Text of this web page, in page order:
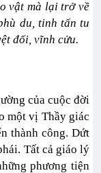
vật mà lại trở về
du, tinh tấn tu
đối, vĩnh cửu.
của cuộc đời
một vị Thầy giác
thành công. Dứt
Tất cả giáo lý
phương tiện